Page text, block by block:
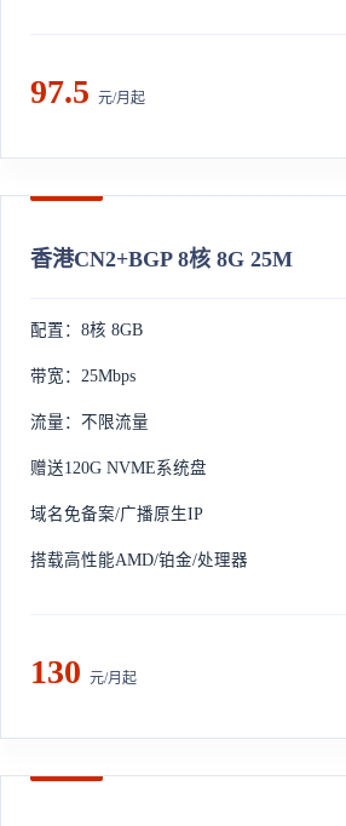
97.5 元/月起
香港CN2+BGP 8核 8G 25M
配置：8核 8GB
带宽：25Mbps
流量：不限流量
赠送120G NVME系统盘
域名免备案/广播原生IP
搭载高性能AMD/铂金/处理器
130 元/月起